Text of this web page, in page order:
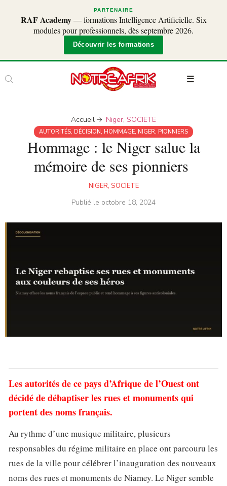
PARTENAIRE
RAF Academy— formations Intelligence Artificielle. Six
modules pour professionnels, dès septembre 2026.
Découvrir les formations
Accueil Niger, SOCIETE
AUTORITÉS, DÉCISION, HOMMAGE, NIGER, PIONNIERS
Hommage : le Niger salue la
mémoire de ses pionniers
NIGER, SOCIETE
Publié le octobre 18, 2024
Les autorités de ce pays d’Afrique de l’Ouest ont
décidé de débaptiser les rues et monuments qui
portent des noms français.
Au rythme d’une musique militaire, plusieurs
responsables du régime militaire en place ont parcouru les
rues de la ville pour célébrer l’inauguration des nouveaux
noms des rues et monuments de Niamey. Le Niger semble